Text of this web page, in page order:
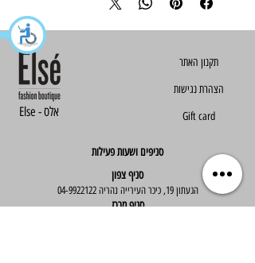
Else - אלס
תקנון האתר​​
הצהרת נגישות
Gift card
סניפים ושעות פעילות
סניף צפון
הגעתון 19, כיכר העירייה נהריה 04-9922122
סניף מרכז